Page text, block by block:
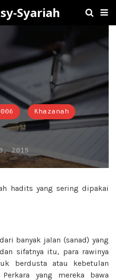
Syariah
Khazanah
2015
hadits yang sering dipakai
banyak jalan (sanad) yang
sifatnya itu, para rawinya
berdusta atau kebetulan
yang mereka bawa